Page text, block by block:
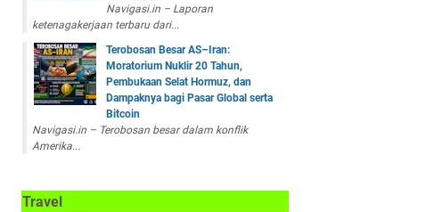
Navigasi.in – Laporan
ketenagakerjaan terbaru dari...
Terobosan Besar AS–Iran:
Moratorium Nuklir 20 Tahun,
Pembukaan Selat Hormuz, dan
Dampaknya bagi Pasar Global serta
Bitcoin
Navigasi.in – Terobosan besar dalam konflik
Amerika...
Travel